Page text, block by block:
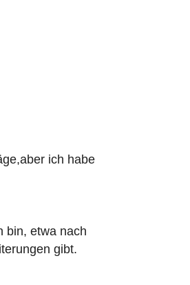
ich habe
bin, etwa nach
gibt.